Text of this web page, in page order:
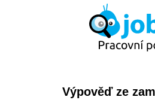
Výpověď ze